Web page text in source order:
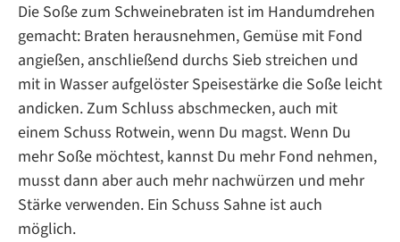
Die Soße zum Schweinebraten ist im Handumdrehen
gemacht: Braten herausnehmen, Gemüse mit Fond
angießen, anschließend durchs Sieb streichen und
mit in Wasser aufgelöster Speisestärke die Soße leicht
andicken. Zum Schluss abschmecken, auch mit
einem Schuss Rotwein, wenn Du magst. Wenn Du
mehr Soße möchtest, kannst Du mehr Fond nehmen,
musst dann aber auch mehr nachwürzen und mehr
Stärke verwenden. Ein Schuss Sahne ist auch
möglich.